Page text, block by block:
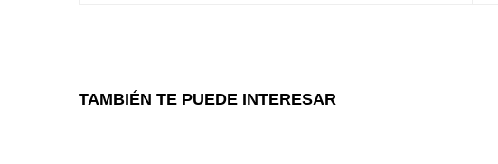
TAMBIÉN TE PUEDE INTERESAR